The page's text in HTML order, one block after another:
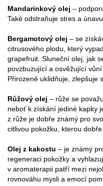
Mandarinkový olej –
Také odstraňuje stres a únavu.
Bergamotový olej – se
citrusového plodu, který
grapefruit. Sluneční olej, jak
povzbuzující a osvěžující
Přirozeně uklidňuje, zlepšuje
Růžový olej – růže se
neboť k získání jediné kapky
z růže je dobře známý pro
citlivou pokožku, kterou
Olej z kakostu – je známý
regeneraci pokožky a
v aromaterapii patří mezi
rovnováhu mysli a emocí